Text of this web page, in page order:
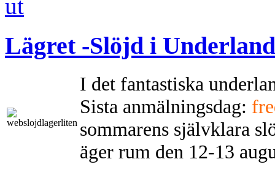
Lägret -Slöjd i
I det fantastiska
Sista anmälningsdag:
sommarens självklara
äger rum den 12-13